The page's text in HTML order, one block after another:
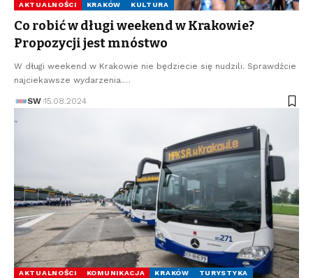
AKTUALNOŚCI KRAKÓW KULTURA
Co robić w długi weekend w Krakowie?
Propozycji jest mnóstwo
W długi weekend w Krakowie nie będziecie się nudzili. Sprawdźcie
najciekawsze wydarzenia.…
SW 15.08.2024
AKTUALNOŚCI KOMUNIKACJA KRAKÓW TURYSTYKA